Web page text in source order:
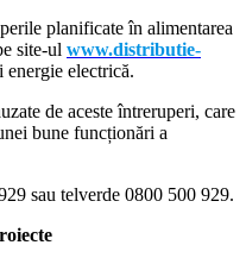
planificate în alimentarea
site-ul www.distributie-
electrică.
de aceste întreruperi, care
bune funcționări a
sau telverde 0800 500 929.